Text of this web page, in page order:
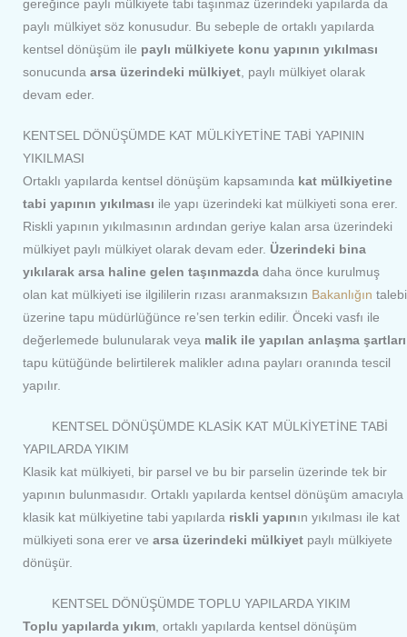
gereğince paylı mülkiyete tabi taşınmaz üzerindeki yapılarda da
paylı mülkiyet söz konusudur. Bu sebeple de ortaklı yapılarda
kentsel dönüşüm ile paylı mülkiyete konu yapının yıkılması
sonucunda arsa üzerindeki mülkiyet , paylı mülkiyet olarak
devam eder.
KENTSEL DÖNÜŞÜMDE KAT MÜLKİYETİNE TABİ YAPININ
YIKILMASI
Ortaklı yapılarda kentsel dönüşüm kapsamında kat mülkiyetine
tabi yapının yıkılması ile yapı üzerindeki kat mülkiyeti sona erer.
Riskli yapının yıkılmasının ardından geriye kalan arsa üzerindeki
mülkiyet paylı mülkiyet olarak devam eder. Üzerindeki bina
yıkılarak arsa haline gelen taşınmazda daha önce kurulmuş
olan kat mülkiyeti ise ilgililerin rızası aranmaksızın Bakanlığın talebi
üzerine tapu müdürlüğünce re’sen terkin edilir. Önceki vasfı ile
değerlemede bulunularak veya malik ile yapılan anlaşma şartları
tapu kütüğünde belirtilerek malikler adına payları oranında tescil
yapılır.
KENTSEL DÖNÜŞÜMDE KLASİK KAT MÜLKİYETİNE TABİ
YAPILARDA YIKIM
Klasik kat mülkiyeti, bir parsel ve bu bir parselin üzerinde tek bir
yapının bulunmasıdır. Ortaklı yapılarda kentsel dönüşüm amacıyla
klasik kat mülkiyetine tabi yapılarda riskli yapının yıkılması ile kat
mülkiyeti sona erer ve arsa üzerindeki mülkiyet paylı mülkiyete
dönüşür.
KENTSEL DÖNÜŞÜMDE TOPLU YAPILARDA YIKIM
Toplu yapılarda yıkım , ortaklı yapılarda kentsel dönüşüm